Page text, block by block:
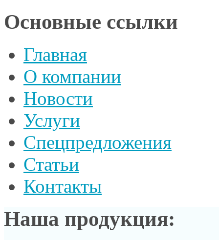
Основные ссылки
Главная
О компании
Новости
Услуги
Спецпредложения
Статьи
Контакты
Наша продукция: